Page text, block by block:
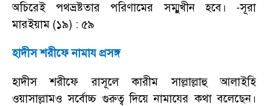
অচিরেই পথভ্রষ্টতার পরিণামের সম্মুখীন হবে। -সূরা
মারইয়াম (১৯) : ৫৯
হাদীস শরীফে নামায প্রসঙ্গ
হাদীস শরীফে রাসূলে কারীম সাল্লাল্লাহু আলাইহি
ওয়াসাল্লামও সর্বোচ্চ গুরুত্ব দিয়ে নামাযের কথা বলেছেন।